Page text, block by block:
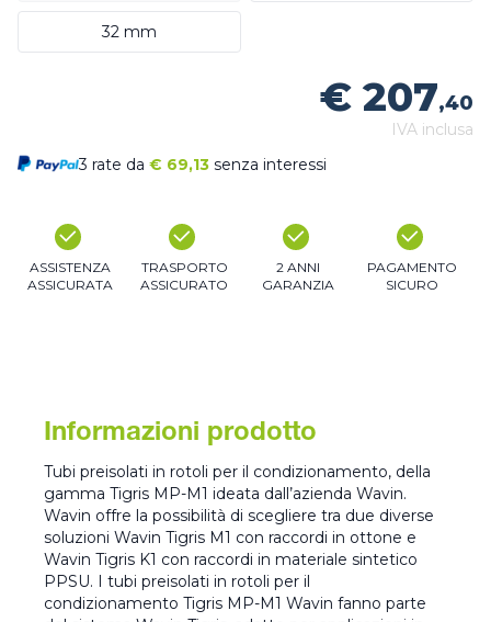
32 mm
€ 207,40
IVA inclusa
3 rate da € 69,13 senza interessi
ASSISTENZA
ASSICURATA
TRASPORTO
ASSICURATO
2 ANNI
GARANZIA
PAGAMENTO
SICURO
Informazioni prodotto
Tubi preisolati in rotoli per il condizionamento, della
gamma Tigris MP-M1 ideata dall’azienda Wavin.
Wavin offre la possibilità di scegliere tra due diverse
soluzioni Wavin Tigris M1 con raccordi in ottone e
Wavin Tigris K1 con raccordi in materiale sintetico
PPSU. I tubi preisolati in rotoli per il
condizionamento Tigris MP-M1 Wavin fanno parte